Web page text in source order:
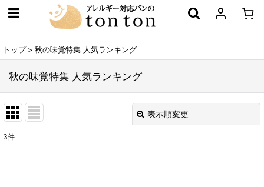
トップ > 秋の味覚特集 人気ランキング
秋の味覚特集 人気ランキング
表示順変更
3件